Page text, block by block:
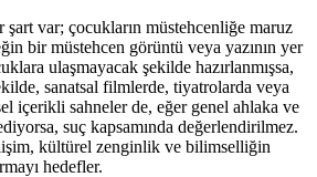
var; çocukların müstehcenliğe maruz
bir müstehcen görüntü veya yazının yer
ulaşmayacak şekilde hazırlanmışsa,
sanatsal filmlerde, tiyatrolarda veya
içerikli sahneler de, eğer genel ahlaka ve
suç kapsamında değerlendirilmez.
kültürel zenginlik ve bilimselliğin
hedefler.